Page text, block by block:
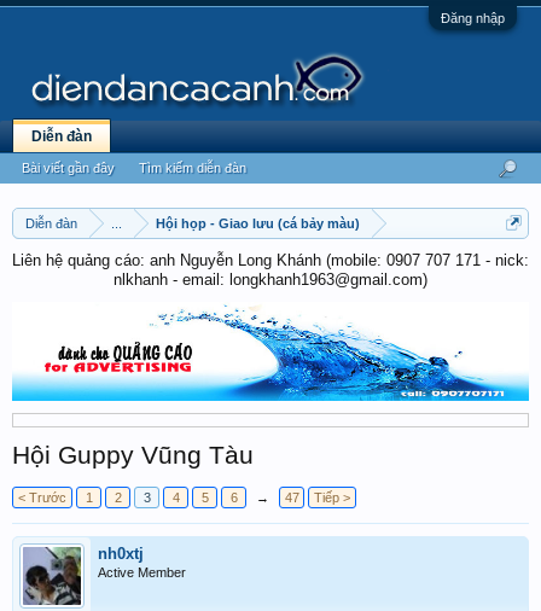
Đăng nhập
Diễn đàn Hội họp - Giao lưu (cá bảy màu)
Liên hệ quảng cáo: anh Nguyễn Long Khánh (mobile: 0907 707 171 - nick:
nlkhanh - email: longkhanh1963@gmail.com)
Hội Guppy Vũng Tàu
< Trước 1 2 3 4 5 6 → 47 Tiếp >
nh0xtj
Active Member
Diễn đàn
Bài viết gần đây Tìm kiếm diễn đàn